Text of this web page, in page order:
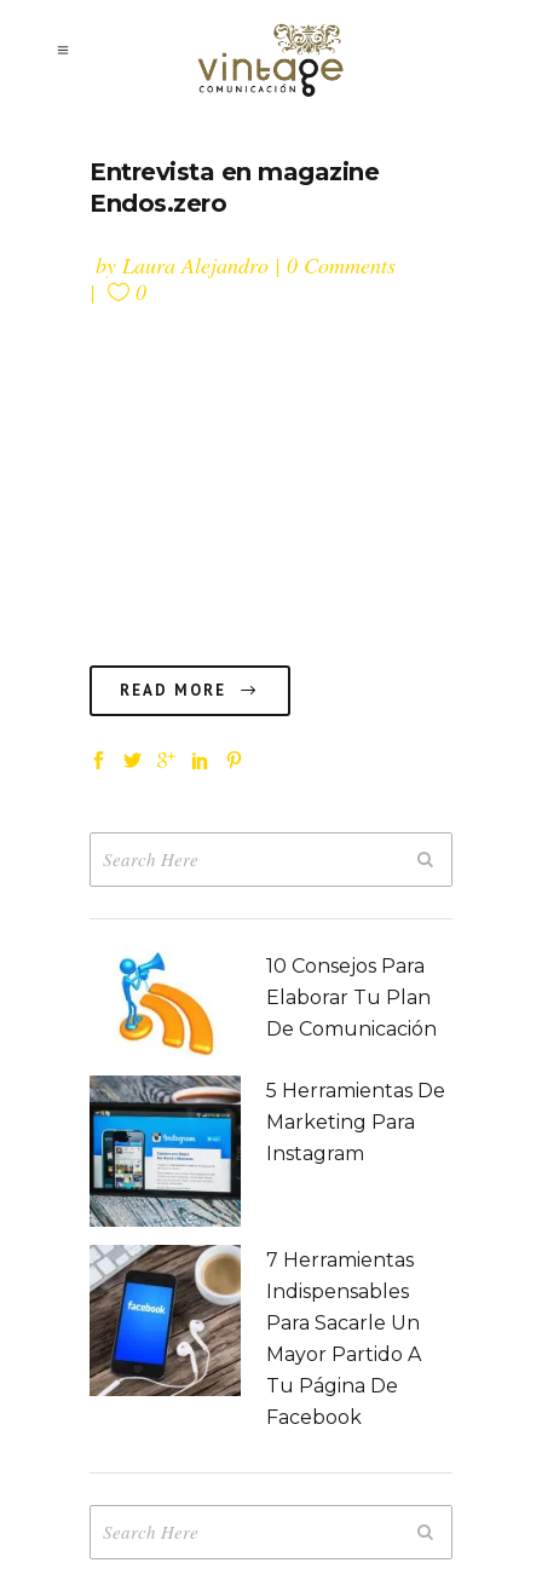
Entrevista en magazine
Endos.zero
by Laura Alejandro
0 Comments
0
READ MORE
10 Consejos Para
Elaborar Tu Plan
De Comunicación
5 Herramientas De
Marketing Para
Instagram
7 Herramientas
Indispensables
Para Sacarle Un
Mayor Partido A
Tu Página De
Facebook